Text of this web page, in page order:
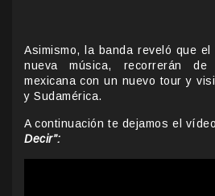
Asimismo, la banda reveló que
nueva música, recorrerán
mexicana con un nuevo tour y
y Sudamérica.
A continuación te dejamos el
Decir”: